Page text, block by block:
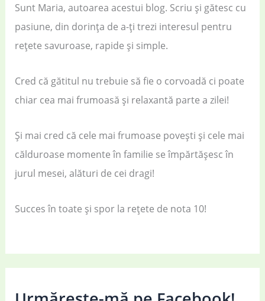
Sunt Maria, autoarea acestui blog. Scriu și gătesc cu
pasiune, din dorința de a-ți trezi interesul pentru
rețete savuroase, rapide și simple.
Cred că gătitul nu trebuie să fie o corvoadă ci poate
chiar cea mai frumoasă și relaxantă parte a zilei!
Și mai cred că cele mai frumoase povești și cele mai
călduroase momente în familie se împărtășesc în
jurul mesei, alături de cei dragi!
Succes în toate și spor la rețete de nota 10!